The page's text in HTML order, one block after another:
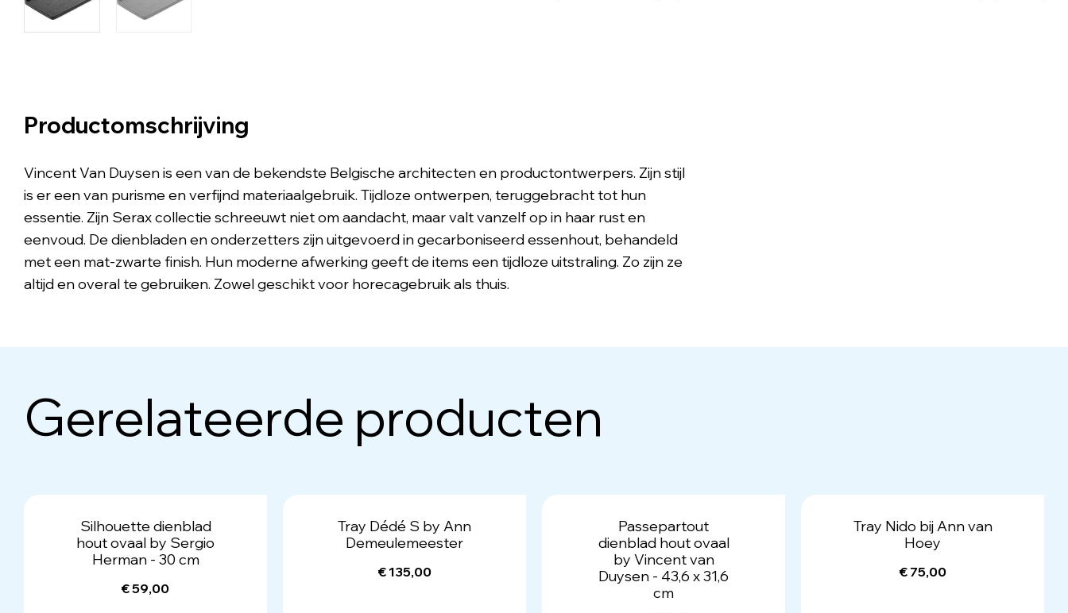
Productomschrijving
Vincent Van Duysen is een van de bekendste Belgische architecten en productontwerpers. Zijn stijl
is er een van purisme en verfijnd materiaalgebruik. Tijdloze ontwerpen, teruggebracht tot hun
essentie. Zijn Serax collectie schreeuwt niet om aandacht, maar valt vanzelf op in haar rust en
eenvoud. De dienbladen en onderzetters zijn uitgevoerd in gecarboniseerd essenhout, behandeld
met een mat-zwarte finish. Hun moderne afwerking geeft de items een tijdloze uitstraling. Zo zijn ze
altijd en overal te gebruiken. Zowel geschikt voor horecagebruik als thuis.
Gerelateerde producten
Silhouette dienblad
hout ovaal by Sergio
Herman - 30 cm
€ 59,00
Tray Dédé S by Ann
Demeulemeester
€ 135,00
Passepartout
dienblad hout ovaal
by Vincent van
Duysen - 43,6 x 31,6
cm
Tray Nido bij Ann van
Hoey
€ 75,00